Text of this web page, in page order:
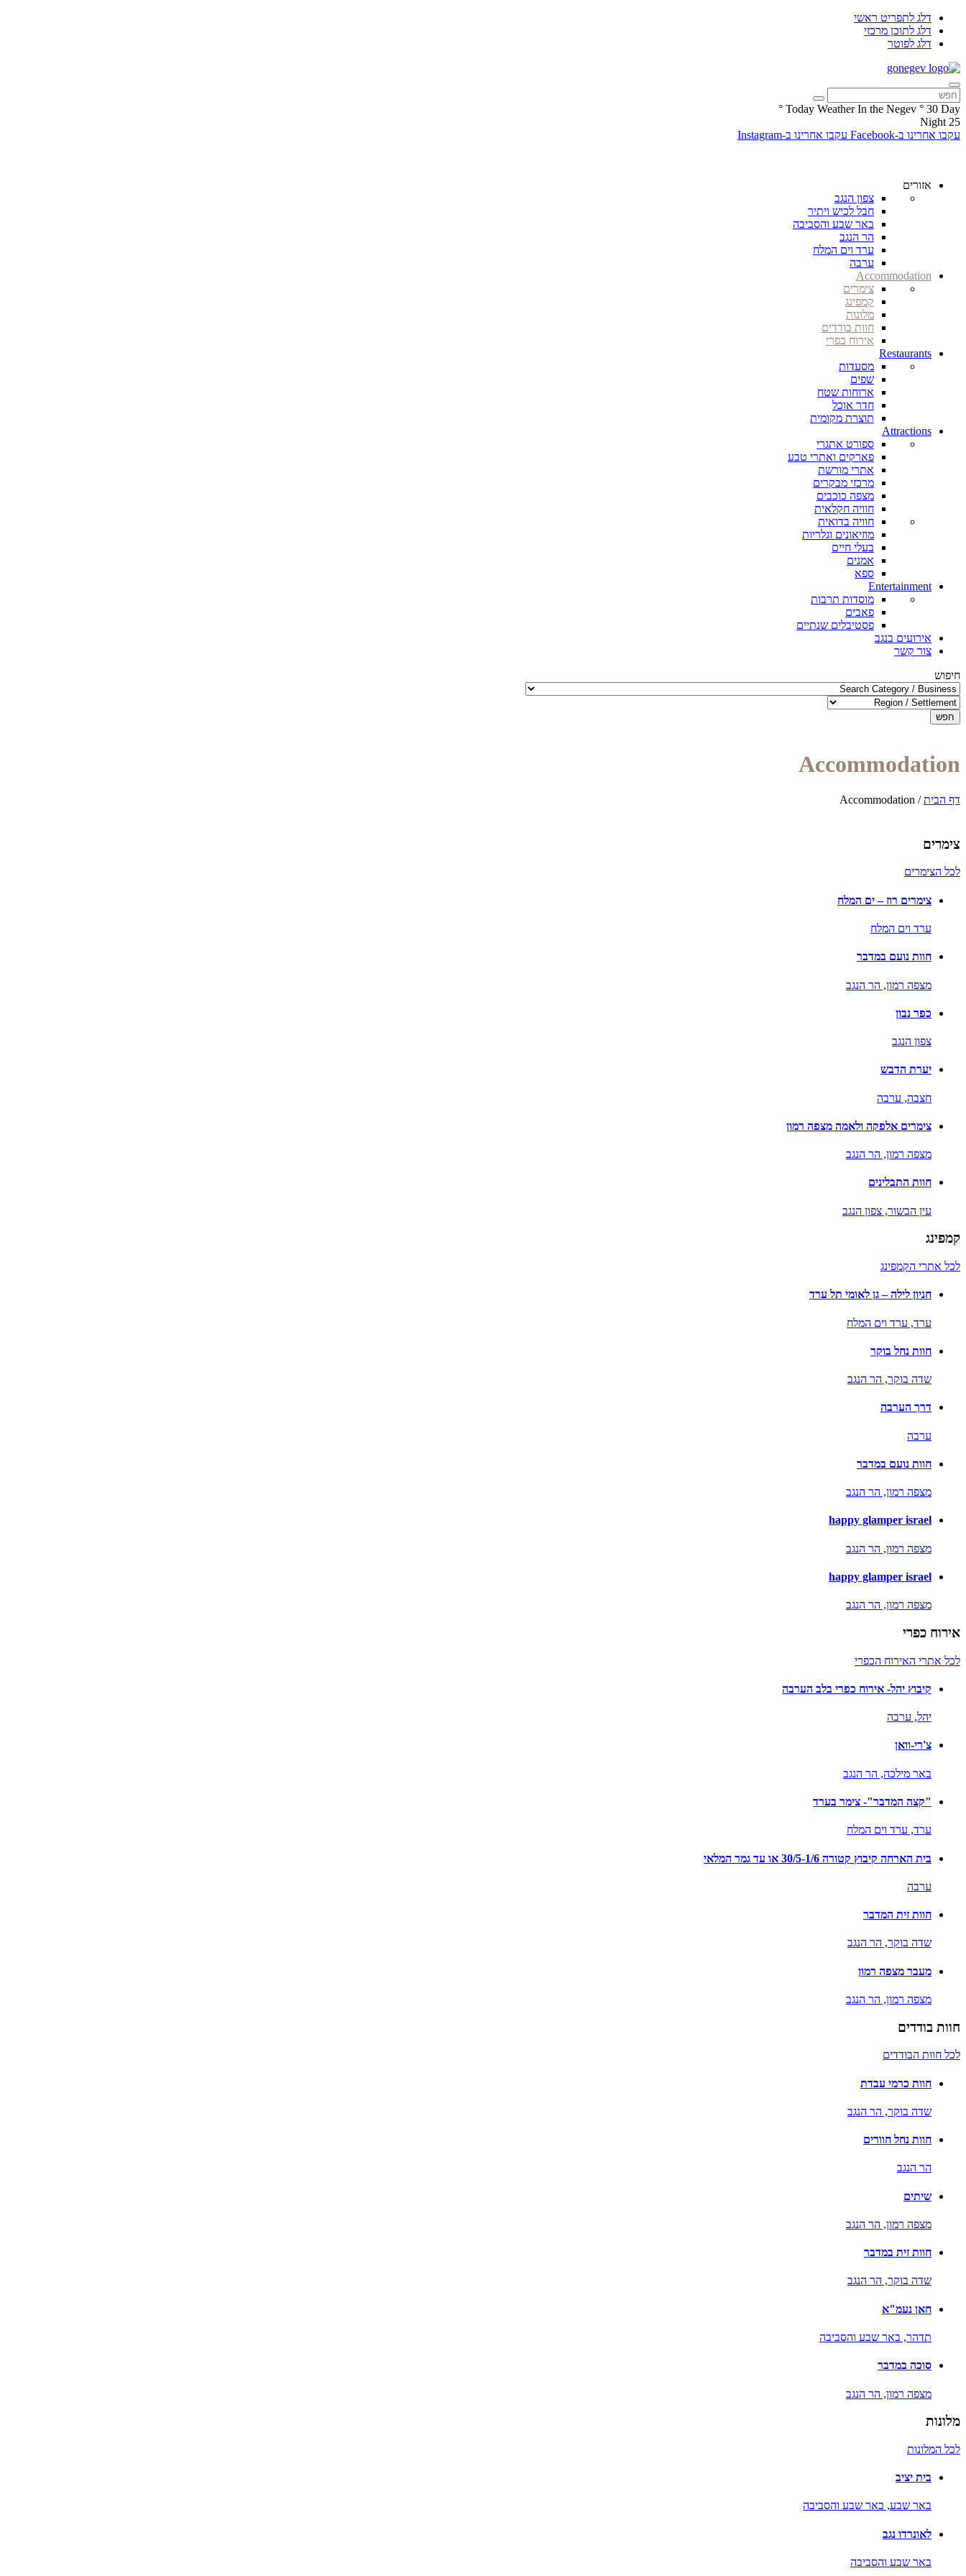
דלג לתפריט ראשי
דלג לתוכן מרכזי
דלג לפוטר
Today Weather In the Negev ° 30 Day
°
25
Night
עקבו אחרינו ב-Facebook
עקבו אחרינו ב-Instagram
אזורים
צפון הנגב
חבל לכיש ויתיר
באר שבע והסביבה
הר הנגב
ערד וים המלח
ערבה
Accommodation
צימרים
קמפינג
מלונות
חוות בודדים
אירוח כפרי
Restaurants
מסעדות
שפים
ארוחות שטח
חדר אוכל
תוצרת מקומית
Attractions
ספורט אתגרי
פארקים ואתרי טבע
אתרי מורשת
מרכזי מבקרים
מצפה כוכבים
חוויה חקלאית
חוויה בדואית
מוזיאונים וגלריות
בעלי חיים
אמנים
ספא
Entertainment
מוסדות תרבות
פאבים
פסטיבלים שנתיים
אירועים בנגב
צור קשר
חיפוש
חפש
Accommodation
דף הבית/
Accommodation
צימרים
לכל הצימרים
צימרים רוז – ים המלח
ערד וים המלח
חוות נועם במדבר
מצפה רמון, הר הנגב
כפר נבון
צפון הנגב
יערת הדבש
חצבה, ערבה
צימרים אלפקה ולאמה מצפה רמון
מצפה רמון, הר הנגב
חוות התבלינים
עין הבשור, צפון הנגב
קמפינג
לכל אתרי הקמפינג
חניון לילה – גן לאומי תל ערד
ערד, ערד וים המלח
חוות נחל בוקר
שדה בוקר, הר הנגב
דרך הערבה
ערבה
חוות נועם במדבר
מצפה רמון, הר הנגב
happy glamper israel
מצפה רמון, הר הנגב
happy glamper israel
מצפה רמון, הר הנגב
אירוח כפרי
לכל אתרי האירוח הכפרי
קיבוץ יהל- אירוח כפרי בלב הערבה
יהל, ערבה
צ'רי-וואן
באר מילכה, הר הנגב
"קצה המדבר"- צימר בערד
ערד, ערד וים המלח
בית הארחה קיבוץ קטורה 30/5-1/6 או עד גמר המלאי
ערבה
חוות זית המדבר
שדה בוקר, הר הנגב
מעבר מצפה רמון
מצפה רמון, הר הנגב
חוות בודדים
לכל חוות הבודדים
חוות כרמי עבדת
שדה בוקר, הר הנגב
חוות נחל חוורים
הר הנגב
שיתים
מצפה רמון, הר הנגב
חוות זית במדבר
שדה בוקר, הר הנגב
חאן נעמ"א
תדהר, באר שבע והסביבה
סוכה במדבר
מצפה רמון, הר הנגב
מלונות
לכל המלונות
בית יציב
באר שבע, באר שבע והסביבה
לאונרדו נגב
באר שבע והסביבה